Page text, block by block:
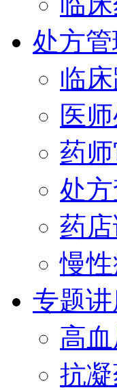
处方管
临
医
药
处
药
慢
专题
高
抗